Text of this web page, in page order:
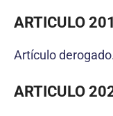
ARTICULO
Artículo
ARTICULO